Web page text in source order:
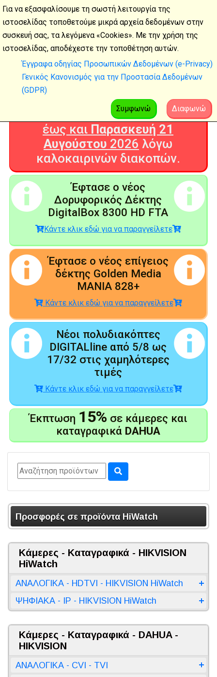
Καλοκαιρινές
διακοπές
Η Ψηφιακή Τεχνολογία θα είναι
ΚΛΕΙΣΤΗ απόΔευτέρα 3
Αυγούστου2026
έως και Παρασκευή 21
Αυγούστου 2026 λόγω
καλοκαιρινών διακοπών.
Έφτασε ο νέος
Δορυφορικός Δέκτης
DigitalBox 8300 HD FTA
Κάντε κλικ εδώ για να παραγγείλετε
Έφτασε ο νέος επίγειος
δέκτης Golden Media
MANIA 828+
Κάντε κλικ εδώ για να παραγγείλετε
Νέοι πολυδιακόπτες
DIGITALline από 5/8 ως
17/32 στις χαμηλότερες
τιμές
Κάντε κλικ εδώ για να παραγγείλετε
Έκπτωση 15% σε κάμερες και
καταγραφικά DAHUA
Προσφορές σε προϊόντα HiWatch
Κάμερες - Καταγραφικά - HIKVISION
HiWatch
ΑΝΑΛΟΓΙΚΑ - HDTVI - HIKVISION HiWatch
ΨΗΦΙΑΚΑ - IP - HIKVISION HiWatch
Κάμερες - Καταγραφικά - DAHUA -
HIKVISION
ΑΝΑΛΟΓΙΚΑ - CVI - TVI
Για να εξασφαλίσουμε τη σωστή λειτουργία της
ιστοσελίδας τοποθετούμε μικρά αρχεία δεδομένων στην
συσκευή σας, τα λεγόμενα «Cookies». Με την χρήση της
ιστοσελίδας, αποδέχεστε την τοποθέτηση αυτών.
Έγγραφα οδηγίας Προσωπικών Δεδομένων (e-Privacy)
Γενικός Κανονισμός για την Προστασία Δεδομένων
(GDPR)
Διαφωνώ
Συμφωνώ